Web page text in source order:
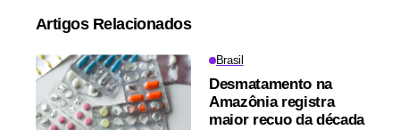
Artigos Relacionados
Brasil
Desmatamento na
Amazônia registra
maior recuo da década